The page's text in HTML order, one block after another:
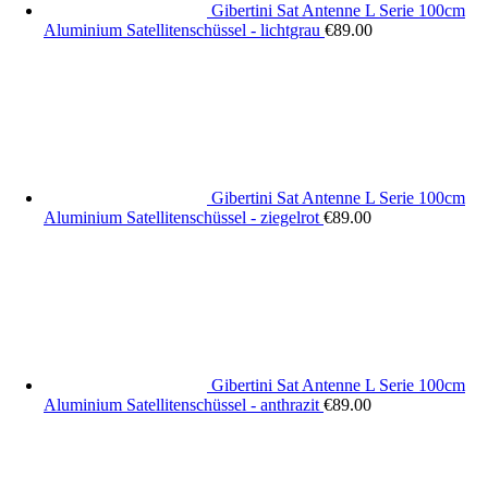
Gibertini Sat Antenne L Serie 100cm
Aluminium Satellitenschüssel - lichtgrau €89.00
Gibertini Sat Antenne L Serie 100cm
Aluminium Satellitenschüssel - ziegelrot €89.00
Gibertini Sat Antenne L Serie 100cm
Aluminium Satellitenschüssel - anthrazit €89.00